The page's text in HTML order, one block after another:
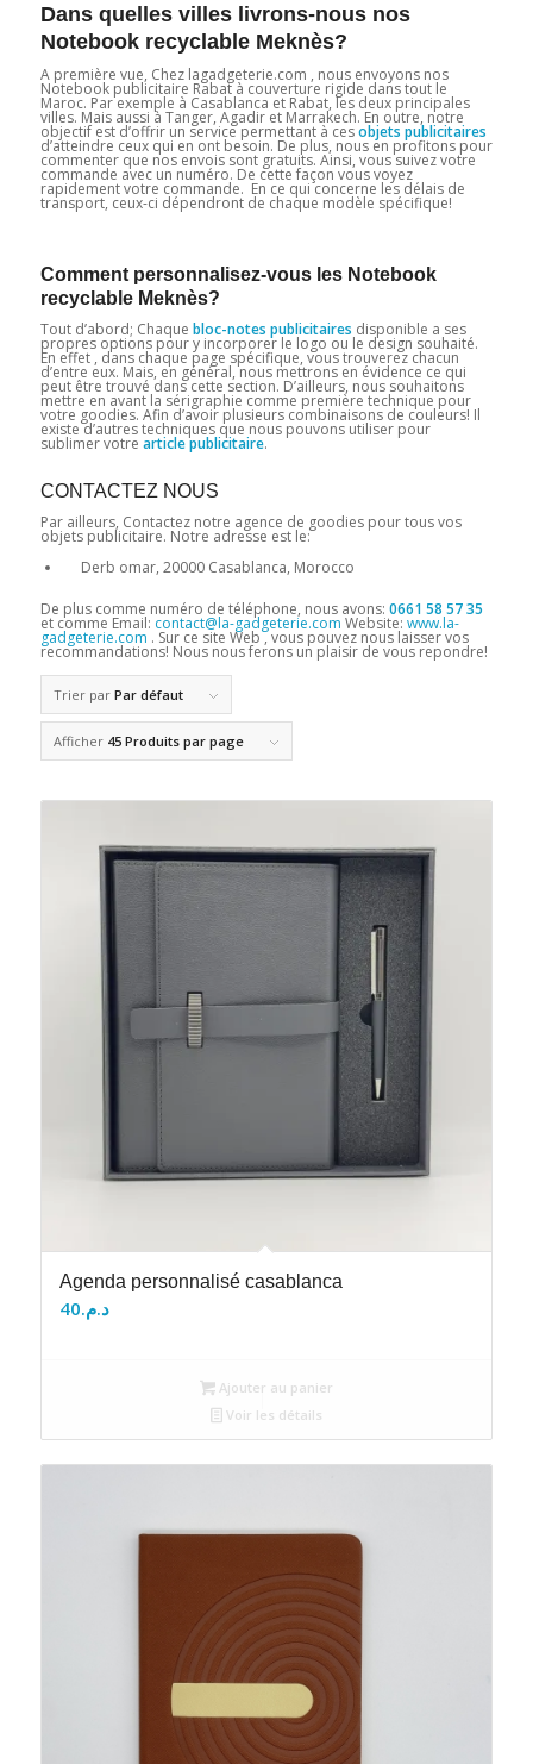
Dans quelles villes livrons-nous nos
Notebook recyclable Meknès?
A première vue, Chez lagadgeterie.com , nous envoyons nos
Notebook publicitaire Rabat à couverture rigide dans tout le
Maroc. Par exemple à Casablanca et Rabat, les deux principales
villes. Mais aussi à Tanger, Agadir et Marrakech. En outre, notre
objectif est d’offrir un service permettant à cesobjets publicitaires
d’atteindre ceux qui en ont besoin. De plus, nous en profitons pour
commenter que nos envois sont gratuits. Ainsi, vous suivez votre
commande avec un numéro. De cette façon vous voyez
rapidement votre commande. En ce qui concerne les délais de
transport, ceux-ci dépendront de chaque modèle spécifique!
Comment personnalisez-vous les Notebook
recyclable Meknès?
Tout d’abord; Chaque bloc-notes publicitaires disponible a ses
propres options pour y incorporer le logo ou le design souhaité.
En effet , dans chaque page spécifique, vous trouverez chacun
d’entre eux. Mais, en général, nous mettrons en évidence ce qui
peut être trouvé dans cette section. D’ailleurs, nous souhaitons
mettre en avant la sérigraphie comme première technique pour
votre goodies. Afin d’avoir plusieurs combinaisons de couleurs! Il
existe d’autres techniques que nous pouvons utiliser pour
sublimer votre article publicitaire.
CONTACTEZ NOUS
Par ailleurs, Contactez notre agence de goodies pour tous vos
objets publicitaire. Notre adresse est le:
Derb omar, 20000 Casablanca, Morocco
De plus comme numéro de téléphone, nous avons: 0661 58 57 35
et comme Email: contact@la-gadgeterie.com Website: www.la-
gadgeterie.com . Sur ce site Web , vous pouvez nous laisser vos
recommandations! Nous nous ferons un plaisir de vous repondre!
Trier par Par défaut
Afficher 45 Produits par page
Agenda personnalisé casablanca
د.م.40
Ajouter au panier
Voir les détails